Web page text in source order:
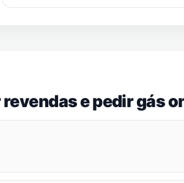
e pedir gás